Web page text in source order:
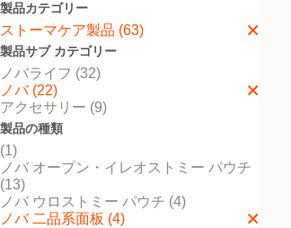
製品カテゴリー
ストーマケア製品 (63)
製品サブ カテゴリー
ノバライフ (32)
ノバ (22)
アクセサリー (9)
製品の種類
(1)
ノバ オープン・イレオストミー パウチ
(13)
ノバ ウロストミー パウチ (4)
ノバ 二品系面板 (4)